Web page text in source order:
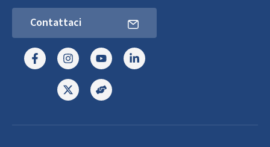
Contattaci